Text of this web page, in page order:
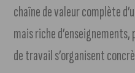
chaîne de valeur complète
mais riche
de travail s’organisent